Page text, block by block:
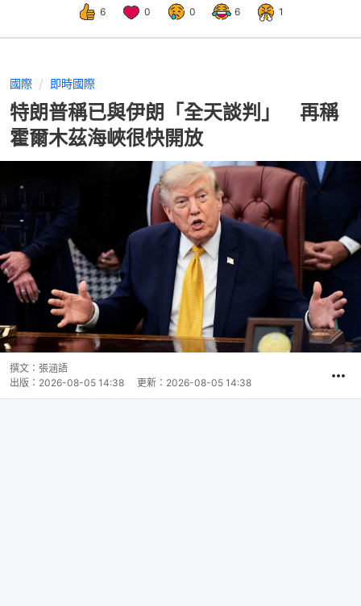
6 0 0 6 1
國際 即時國際
特朗普稱已與伊朗「全天談判」 再稱
霍爾木茲海峽很快開放
撰文： 張涵語
出版： 2026-08-05 14:38 更新： 2026-08-05 14:38